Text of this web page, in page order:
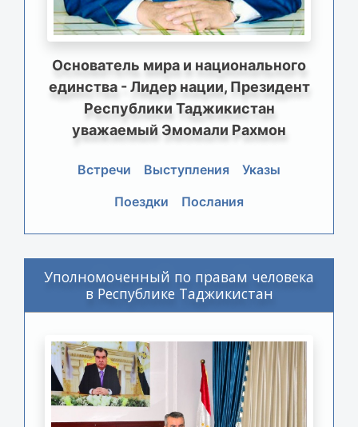
Основатель мира и национального
единства - Лидер нации, Президент
Республики Таджикистан
уважаемый Эмомали Рахмон
Встречи Выступления
Указы
Поездки
Послания
Уполномоченный по правам человека
в Республике Таджикистан